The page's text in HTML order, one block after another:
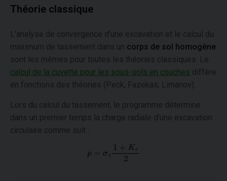
Théorie classique
L'analyse de convergence d'une excavation et le calcul du
maximum de tassement dans un corps de sol homogène
sont les mêmes pour toutes les théories classiques. Le
calcul de la cuvette pour les sous-sols en couches diffère
en fonctions des théories (Peck, Fazekas, Limanov).
Lors du calcul du tassement, le programme détermine
dans un premier temps la charge radiale d'une excavation
circulaire comme suit :